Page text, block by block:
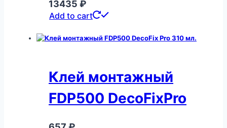
13435 ₽
Add to cart
Клей монтажный
FDP500 DecoFixPro